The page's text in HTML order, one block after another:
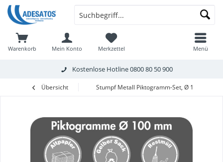
Kostenlose Hotline0800 80 50 900
Warenkorb Merkzettel
Mein Konto Menü
Übersicht Stumpf Metall Piktogramm-Set, Ø 100 mm, 5